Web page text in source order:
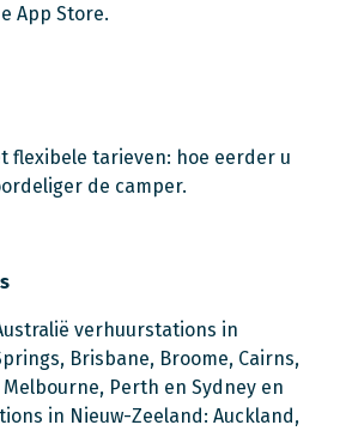
App Store.
flexibele tarieven: hoe eerder u
de camper.
verhuurstations in
Brisbane, Broome, Cairns,
Perth en Sydney en
in Nieuw-Zeeland: Auckland,